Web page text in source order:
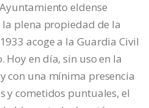
eldense
la plena propiedad de la
acoge a la Guardia Civil
en día, sin uso en la
con una mínima presencia
y cometidos puntuales, el